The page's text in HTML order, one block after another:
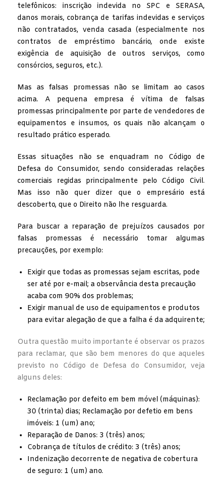
telefônicos: inscrição indevida no SPC e SERASA,
danos morais, cobrança de tarifas indevidas e serviços
não contratados, venda casada (especialmente nos
contratos de empréstimo bancário, onde existe
exigência de aquisição de outros serviços, como
consórcios, seguros, etc.).
Mas as falsas promessas não se limitam ao casos
acima. A pequena empresa é vítima de falsas
promessas principalmente por parte de vendedores de
equipamentos e insumos, os quais não alcançam o
resultado prático esperado.
Essas situações não se enquadram no Código de
Defesa do Consumidor, sendo consideradas relações
comerciais regidas principalmente pelo Código Civil.
Mas isso não quer dizer que o empresário está
descoberto, que o Direito não lhe resguarda.
Para buscar a reparação de prejuízos causados por
falsas promessas é necessário tomar algumas
precauções, por exemplo:
Exigir que todas as promessas sejam escritas, pode
ser até por e-mail; a observância desta precaução
acaba com 90% dos problemas;
Exigir manual de uso de equipamentos e produtos
para evitar alegação de que a falha é da adquirente;
Outra questão muito importante é observar os prazos
para reclamar, que são bem menores do que aqueles
previsto no Código de Defesa do Consumidor, veja
alguns deles:
Reclamação por defeito em bem móvel (máquinas):
30 (trinta) dias; Reclamação por defetio em bens
imóveis: 1 (um) ano;
Reparação de Danos: 3 (três) anos;
Cobrança de títulos de crédito: 3 (três) anos;
Indenização decorrente de negativa de cobertura
de seguro: 1 (um) ano.